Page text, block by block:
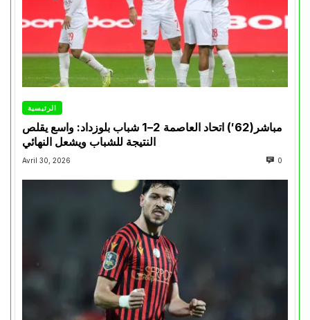
الرئيسية
مباشر(62′) اتحاد العاصمة 2–1 شباب بلوزداد: واسع يقلص
النتيجة للشباب ويشعل النهائي
Avril 30, 2026 0